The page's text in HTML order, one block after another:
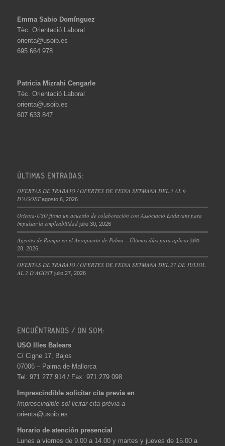
Emma Sabio Domínguez
Tèc. Orientació Laboral
orienta@usoib.es
695 664 978
Patricia Mizrahi Cengarle
Tèc. Orientació Laboral
orienta@usoib.es
607 633 847
ÚLTIMAS ENTRADAS:
OFERTAS DE TRABAJO / OFERTES DE FEINA SETMANA DEL 3 AL 9
D’AGOST agosto 6, 2026
Orienta-USO firma un acuerdo de colaboración con Associació Endavant para
impulsar la empleabilidad julio 30, 2026
Agentes de Rampa en el Aeropuerto de Palma – Últimos días para aplicar julio
28, 2026
OFERTAS DE TRABAJO / OFERTES DE FEINA SETMANA DEL 27 DE JULIOL
AL 2 D’AGOST julio 27, 2026
ENCUÉNTRANOS / ON SOM:
USO Illes Balears
C/ Cigne 17, Bajos
07006 – Palma de Mallorca
Tel: 971 277 914 / Fax: 971 279 098
Imprescindible solicitar cita previa en
Imprescindible sol·licitar cita prèvia a
orienta@usoib.es
Horario de atención presencial
Lunes a viernes de 9.00 a 14.00 y martes y jueves de 15.00 a